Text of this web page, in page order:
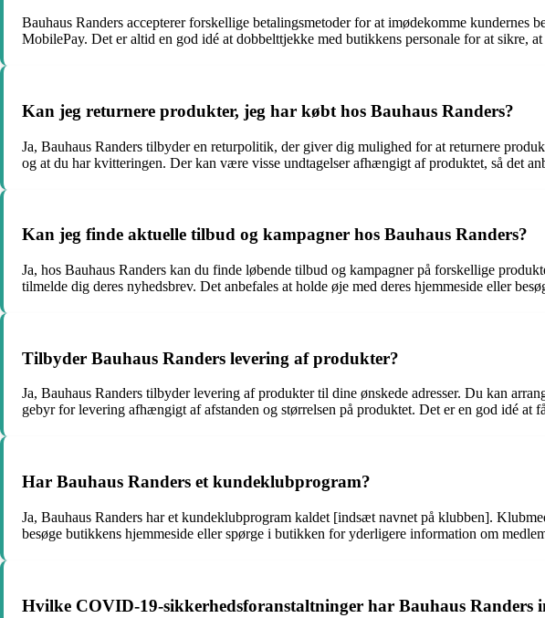
Bauhaus Randers accepterer forskellige betalingsmetoder for at imødekomme
MobilePay. Det er altid en god idé at dobbelttjekke med butikkens personale for at sikre,
Kan jeg returnere produkter, jeg har købt hos Bauhaus Randers?
Ja, Bauhaus Randers tilbyder en returpolitik, der giver dig mulighed for at returnere
og at du har kvitteringen. Der kan være visse undtagelser afhængigt af produktet, så det
Kan jeg finde aktuelle tilbud og kampagner hos Bauhaus Randers?
Ja, hos Bauhaus Randers kan du finde løbende tilbud og kampagner på forskellige
tilmelde dig deres nyhedsbrev. Det anbefales at holde øje med deres hjemmeside eller
Tilbyder Bauhaus Randers levering af produkter?
Ja, Bauhaus Randers tilbyder levering af produkter til dine ønskede adresser. Du kan
gebyr for levering afhængigt af afstanden og størrelsen på produktet. Det er en god idé
Har Bauhaus Randers et kundeklubprogram?
Ja, Bauhaus Randers har et kundeklubprogram kaldet [indsæt navnet på klubben].
besøge butikkens hjemmeside eller spørge i butikken for yderligere information om
Hvilke COVID-19-sikkerhedsforanstaltninger har Bauhaus Randers